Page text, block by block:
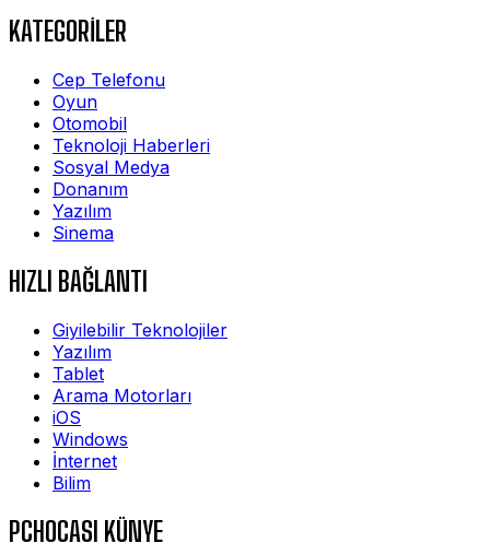
KATEGORİLER
Cep Telefonu
Oyun
Otomobil
Teknoloji Haberleri
Sosyal Medya
Donanım
Yazılım
Sinema
HIZLI BAĞLANTI
Giyilebilir Teknolojiler
Yazılım
Tablet
Arama Motorları
iOS
Windows
İnternet
Bilim
PCHOCASI KÜNYE